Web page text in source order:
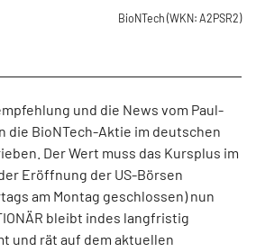
BioNTech (WKN: A2PSR2)
und die News vom Paul-
die BioNTech-Aktie im deutschen
Der Wert muss das Kursplus im
Eröffnung der US-Börsen
am Montag geschlossen) nun
bleibt indes langfristig
und rät auf dem aktuellen